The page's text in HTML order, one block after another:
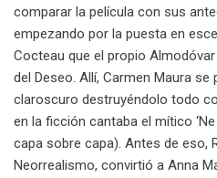
comparar la película con sus
empezando por la puesta en
Cocteau que el propio
del Deseo. Allí, Carmen Maura
claroscuro destruyéndolo todo
en la ficción cantaba el mítico
capa sobre capa). Antes de eso,
Neorrealismo, convirtió a Anna